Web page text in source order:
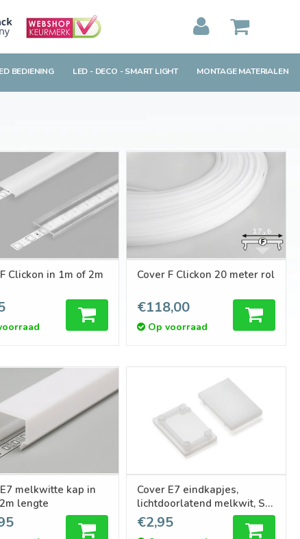
BEDIENING LED - DECO - SMART LIGHT MONTAGE MATERIALEN
Clickon in 1m of 2m
Cover F Clickon 20 meter rol
€118,00
Op voorraad
melkwitte kap in
lengte
Cover E7 eindkapjes,
lichtdoorlatend melkwit, Set
van twee
€2,95